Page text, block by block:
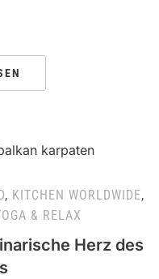
, KITCHEN WORLDWIDE,
& RELAX
Herz des